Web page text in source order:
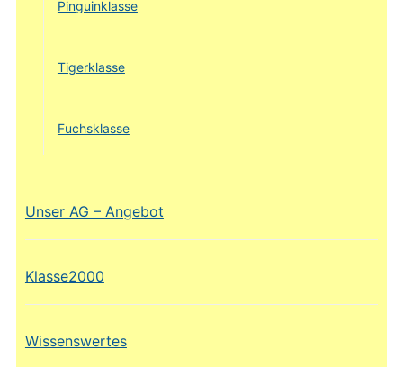
Pinguinklasse
Tigerklasse
Fuchsklasse
Unser AG – Angebot
Klasse2000
Wissenswertes